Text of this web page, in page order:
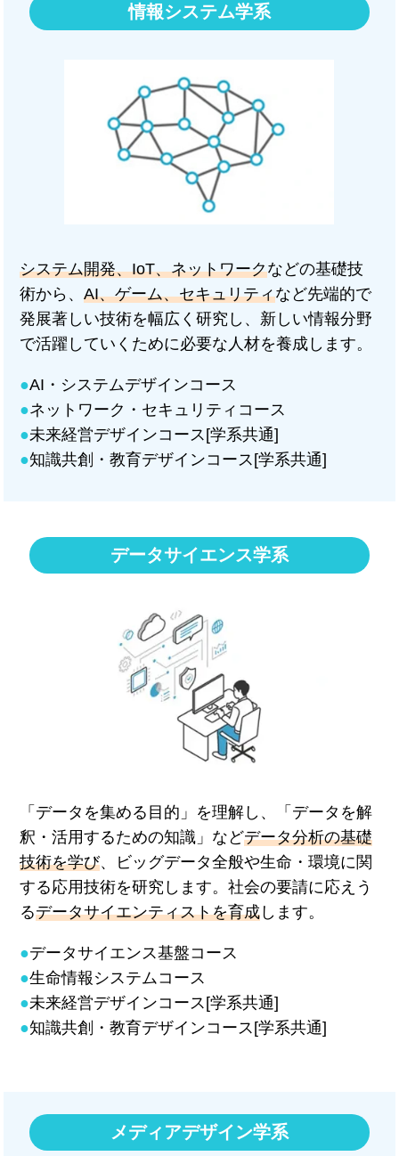
情報システム学系
システム開発、IoT、ネットワークなどの基礎技
術から、AI、ゲーム、セキュリティなど先端的で
発展著しい技術を幅広く研究し、新しい情報分野
で活躍していくために必要な人材を養成します。
●AI・システムデザインコース
●ネットワーク・セキュリティコース
●未来経営デザインコース[学系共通]
●知識共創・教育デザインコース[学系共通]
データサイエンス学系
「データを集める目的」を理解し、「データを解
釈・活用するための知識」などデータ分析の基礎
技術を学び、ビッグデータ全般や生命・環境に関
する応用技術を研究します。社会の要請に応えう
るデータサイエンティストを育成 します。
●データサイエンス基盤コース
●生命情報システムコース
●未来経営デザインコース[学系共通]
●知識共創・教育デザインコース[学系共通]
メディアデザイン学系